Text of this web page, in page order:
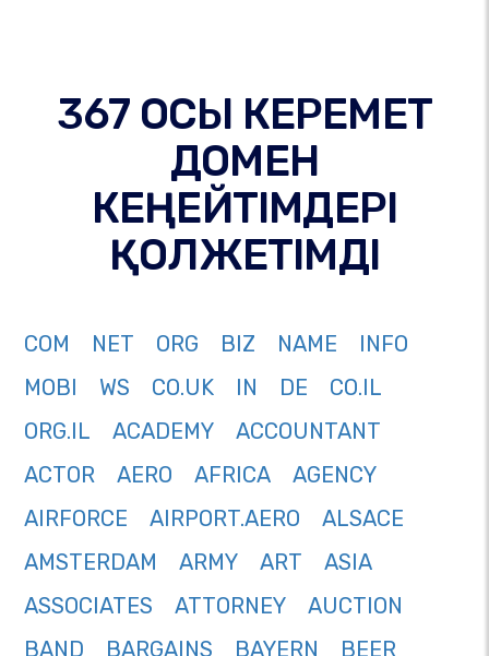
367 ОСЫ КЕРЕМЕТ
ДОМЕН
КЕҢЕЙТІМДЕРІ
ҚОЛЖЕТІМДІ
COM NET ORG BIZ NAME
INFO
MOBI
WS CO.UK IN DE
CO.IL
ORG.IL
ACADEMY
ACCOUNTANT
ACTOR
AERO AFRICA
AGENCY
AIRFORCE
AIRPORT.AERO
ALSACE
AMSTERDAM
ARMY ART
ASIA
ASSOCIATES
ATTORNEY
AUCTION
BAND
BARGAINS BAYERN
BEER